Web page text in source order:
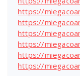
https://
https://
https://
https://
https://
https://